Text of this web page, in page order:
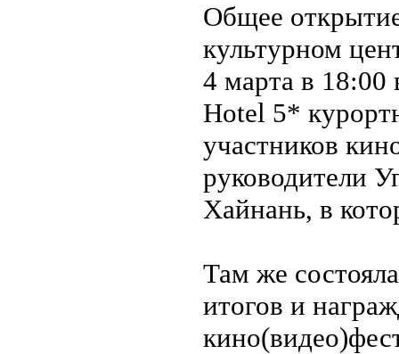
Общее
культурном
4 марта в 18:00
Hotel 5*
участников
руководители
Хайнань, в
Там же
итогов и